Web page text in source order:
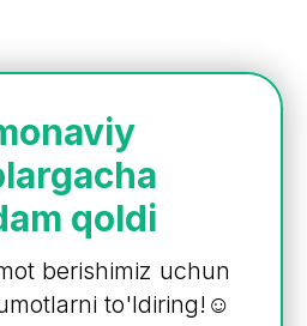
qoldi
berishimiz uchun
to'ldiring!☺️